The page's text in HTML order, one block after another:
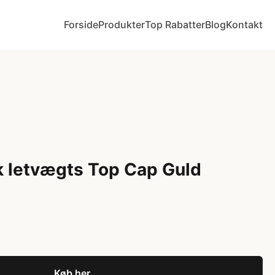
ForsideProdukterTop RabatterBlogKontakt
letvægts Top Cap Guld